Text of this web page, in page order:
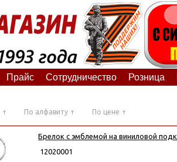
Прайс Сотрудничество Розница
По алфавиту По цене
Брелок с эмблемой на виниловой
12020001